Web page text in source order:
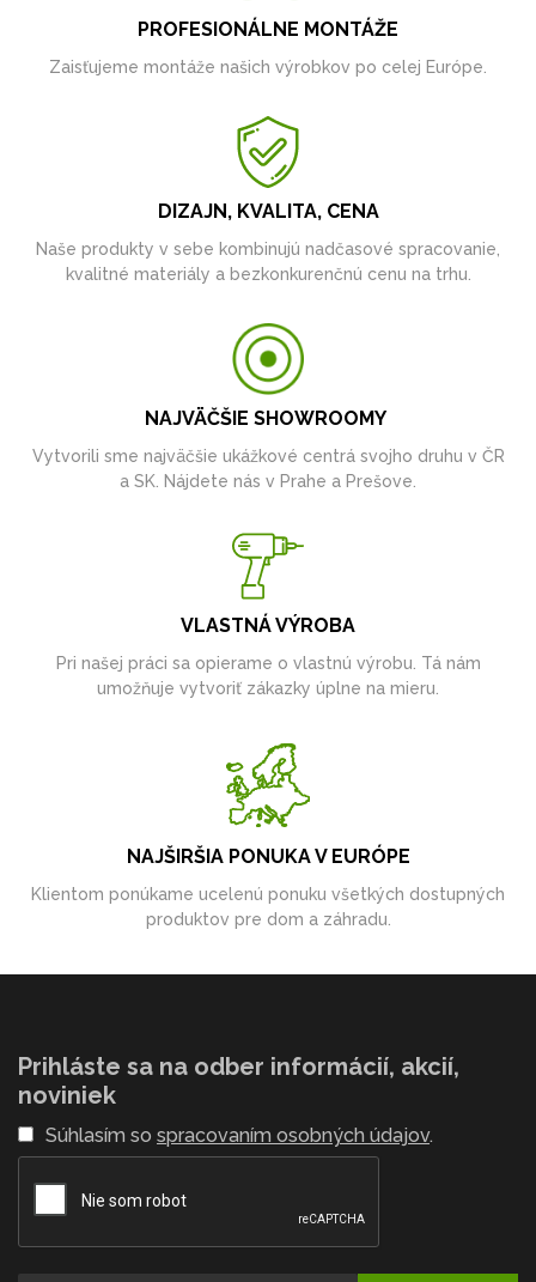
PROFESIONÁLNE MONTÁŽE
Zaisťujeme montáže našich výrobkov po celej Európe.
DIZAJN, KVALITA, CENA
Naše produkty v sebe kombinujú nadčasové spracovanie,
kvalitné materiály a bezkonkurenčnú cenu na trhu.
NAJVÄČŠIE SHOWROOMY
Vytvorili sme najväčšie ukážkové centrá svojho druhu v ČR
a SK. Nájdete nás v Prahe a Prešove.
VLASTNÁ VÝROBA
Pri našej práci sa opierame o vlastnú výrobu. Tá nám
umožňuje vytvoriť zákazky úplne na mieru.
NAJŠIRŠIA PONUKA V EURÓPE
Klientom ponúkame ucelenú ponuku všetkých dostupných
produktov pre dom a záhradu.
Prihláste sa na odber informácií, akcií,
noviniek
Súhlasím so spracovaním osobných údajov.